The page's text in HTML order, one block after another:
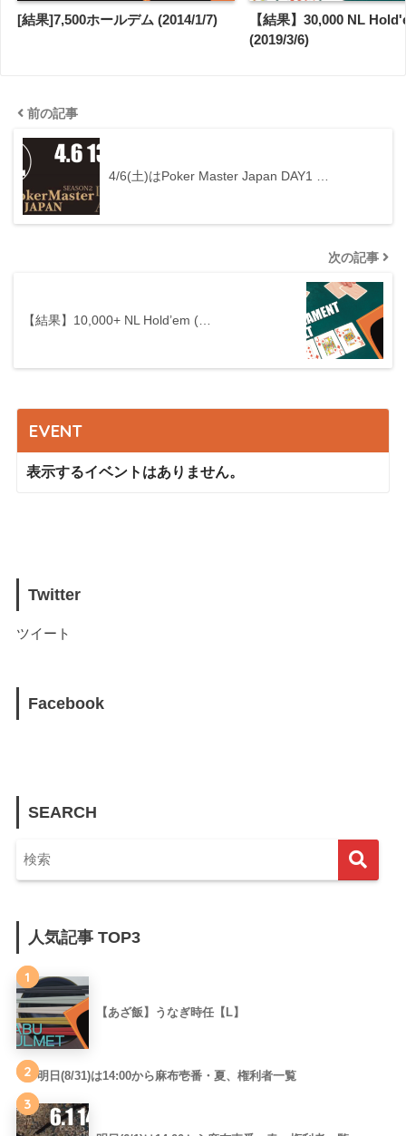
[結果]7,500ホールデム (2014/1/7)
【結果】30,000 NL
(2019/3/6)
前の記事
4/6(土)はPoker Master Japan DAY1 …
次の記事
【結果】10,000+ NL Hold’em (…
EVENT
表示するイベントはありません。
Twitter
ツイート
Facebook
SEARCH
人気記事 TOP3
1
【あざ飯】うなぎ時任【L】
2 明日(8/31)は14:00から麻布壱番・夏、権利者一覧
3